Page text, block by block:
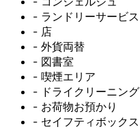
- ランドリーサービス
- 店
- 外貨両替
- 図書室
- 喫煙エリア
- ドライクリーニング
- お荷物お預かり
- セイフティボックス